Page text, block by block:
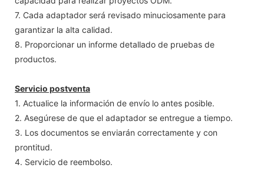
7. Cada adaptador será revisado minuciosamente para
garantizar la alta calidad.
8. Proporcionar un informe detallado de pruebas de
productos.
Servicio postventa
1. Actualice la información de envío lo antes posible.
2. Asegúrese de que el adaptador se entregue a tiempo.
3. Los documentos se enviarán correctamente y con
prontitud.
4. Servicio de reembolso.